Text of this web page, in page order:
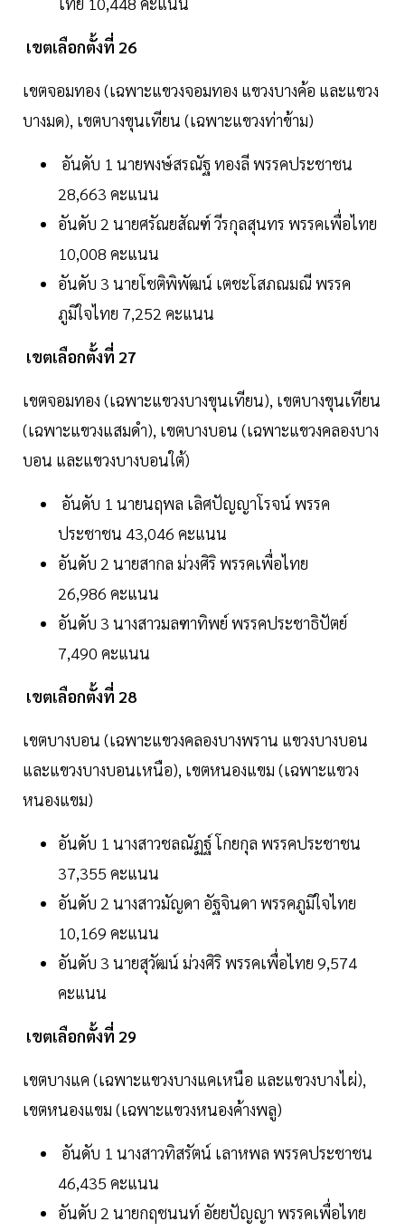
เขตเลือกตั้งที่ 26
เขตจอมทอง (เฉพาะแขวงจอมทอง แขวงบางค้อ และแขวง
บางมด), เขตบางขุนเทียน (เฉพาะแขวงท่าข้าม)
อันดับ 1 นายพงษ์สรณัฐ ทองลี พรรคประชาชน
28,663 คะแนน
อันดับ 2 นายศรัณยสัณฑ์ วีรกุลสุนทร พรรคเพื่อไทย
10,008 คะแนน
อันดับ 3 นายโชติพิพัฒน์ เตชะโสภณมณี พรรค
ภูมิใจไทย 7,252 คะแนน
เขตเลือกตั้งที่ 27
เขตจอมทอง (เฉพาะแขวงบางขุนเทียน), เขตบางขุนเทียน
(เฉพาะแขวงแสมดำ), เขตบางบอน (เฉพาะแขวงคลองบาง
บอน และแขวงบางบอนใต้)
อันดับ 1 นายนฤพล เลิศปัญญาโรจน์ พรรค
ประชาชน 43,046 คะแนน
อันดับ 2 นายสากล ม่วงศิริ พรรคเพื่อไทย
26,986 คะแนน
อันดับ 3 นางสาวมลฑาทิพย์ พรรคประชาธิปัตย์
7,490 คะแนน
เขตเลือกตั้งที่ 28
เขตบางบอน (เฉพาะแขวงคลองบางพราน แขวงบางบอน
และแขวงบางบอนเหนือ), เขตหนองแขม (เฉพาะแขวง
หนองแขม)
อันดับ 1 นางสาวชลณัฏฐ์ โกยกุล พรรคประชาชน
37,355 คะแนน
อันดับ 2 นางสาวมัญดา อัฐจินดา พรรคภูมิใจไทย
10,169 คะแนน
อันดับ 3 นายสุวัฒน์ ม่วงศิริ พรรคเพื่อไทย 9,574
คะแนน
เขตเลือกตั้งที่ 29
เขตบางแค (เฉพาะแขวงบางแคเหนือ และแขวงบางไผ่),
เขตหนองแขม (เฉพาะแขวงหนองค้างพลู)
อันดับ 1 นางสาวทิสรัตน์ เลาหพล พรรคประชาชน
46,435 คะแนน
อันดับ 2 นายกฤชนนท์ อัยยปัญญา พรรคเพื่อไทย